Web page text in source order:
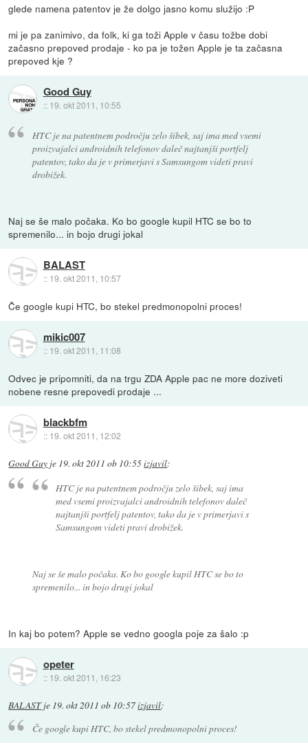
glede namena patentov je že dolgo jasno komu služijo :P
mi je pa zanimivo, da folk, ki ga toži Apple v času tožbe dobi
začasno prepoved prodaje - ko pa je tožen Apple je ta začasna
prepoved kje ?
Good Guy
:: 19. okt 2011, 10:55
HTC je na patentnem področju zelo šibek, saj ima med vsemi
proizvajalci androidnih telefonov daleč najtanjši portfelj
patentov, tako da je v primerjavi s Samsungom videti pravi
drobižek.
Naj se še malo počaka. Ko bo google kupil HTC se bo to
spremenilo... in bojo drugi jokal
BALAST
:: 19. okt 2011, 10:57
Če google kupi HTC, bo stekel predmonopolni proces!
mikic007
:: 19. okt 2011, 11:08
Odvec je pripomniti, da na trgu ZDA Apple pac ne more doziveti
nobene resne prepovedi prodaje ...
blackbfm
:: 19. okt 2011, 12:02
Good Guy je 19. okt 2011 ob 10:55izjavil:
HTC je na patentnem področju zelo šibek, saj ima
med vsemi proizvajalci androidnih telefonov daleč
najtanjši portfelj patentov, tako da je v primerjavi s
Samsungom videti pravi drobižek.
Naj se še malo počaka. Ko bo google kupil HTC se bo to
spremenilo... in bojo drugi jokal
In kaj bo potem? Apple se vedno googla poje za šalo :p
opeter
:: 19. okt 2011, 16:23
BALASTje 19. okt 2011 ob 10:57izjavil:
Če google kupi HTC, bo stekel predmonopolni proces!